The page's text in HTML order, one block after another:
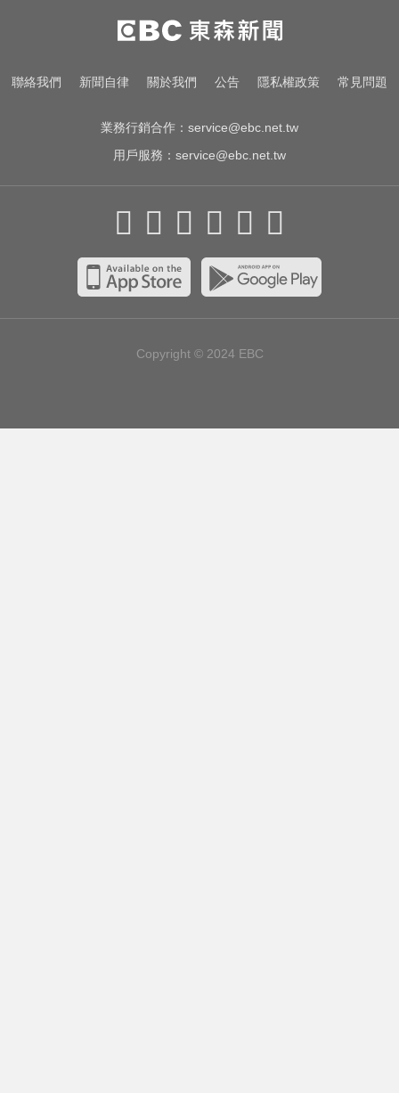
涉工程回扣驚爆貪瀆！高雄議員范
織欽遭檢調搜索偵訓
停更1個月全面復工！蔡阿嘎甩抄襲
聯絡我們 新聞自律 關於我們 公告 隱私權政策 常見問題
業務行銷合作： service@ebc.net.tw
用戶服務： service@ebc.net.tw
Copyright © 2024 EBC